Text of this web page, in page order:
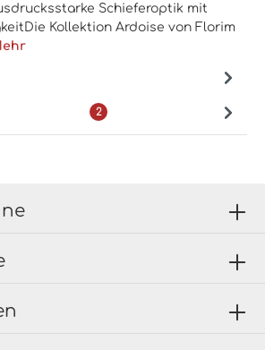
Schieferoptik mit
Kollektion Ardoise von Florim
2